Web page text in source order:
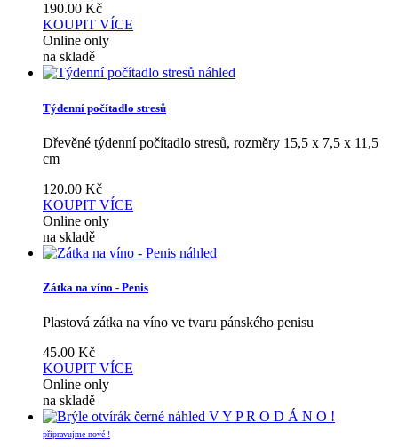
190.00 Kč
KOUPIT VÍCE
Online only
na skladě
náhled
Týdenní počítadlo stresů
Dřevěné týdenní počítadlo stresů, rozměry 15,5 x 7,5 x 11,5
cm
120.00 Kč
KOUPIT VÍCE
Online only
na skladě
náhled
Zátka na víno - Penis
Plastová zátka na víno ve tvaru pánského penisu
45.00 Kč
KOUPIT VÍCE
Online only
na skladě
náhled V Y P R O D Á N O !
připravujme nové !